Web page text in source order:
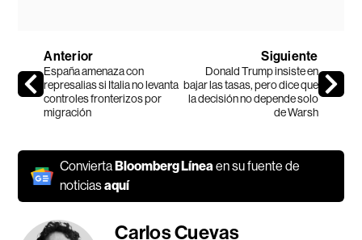
Anterior
España amenaza con
represalias si Italia no levanta
controles fronterizos por
migración
Siguiente
Donald Trump insiste en
bajar las tasas, pero dice que
la decisión no depende solo
de Warsh
ConviertaBloomberg Líneaen su fuente de
noticiasaquí
Carlos Cuevas